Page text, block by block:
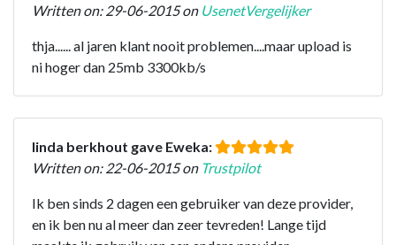
Written on: 29-06-2015 on UsenetVergelijker
thja...... al jaren klant nooit problemen....maar upload is
ni hoger dan 25mb 3300kb/s
linda berkhout gave Eweka:
Written on: 22-06-2015 on Trustpilot
Ik ben sinds 2 dagen een gebruiker van deze provider,
en ik ben nu al meer dan zeer tevreden! Lange tijd